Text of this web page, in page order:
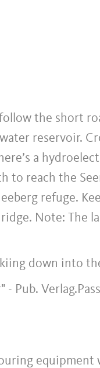
the short
reservoir.
a
to reach the
refuge.
Note: The
down into
Pub.
equipment